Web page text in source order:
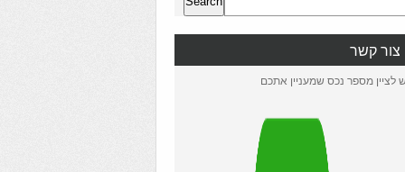
צור קשר
לציין מספר נכס שמעניין אתכם